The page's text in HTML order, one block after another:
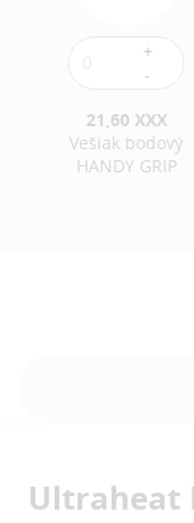
21,60 XXX
Vešiak bodový
HANDY GRIP
Ultraheat